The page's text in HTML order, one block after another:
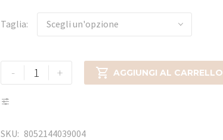
Taglia Scegli un'opzione
- +  AGGIUNGI AL CARRELLO
SKU: 8052144039004